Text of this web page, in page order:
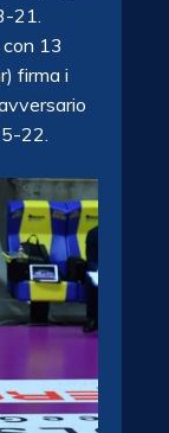
21.
con 13
firma i
22.